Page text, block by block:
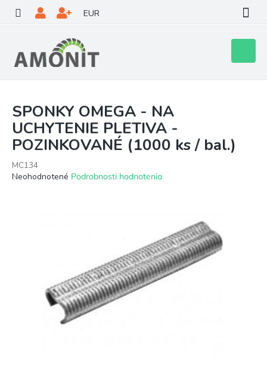
obsah
EUR
košík
SPONKY OMEGA - NA
UCHYTENIE PLETIVA -
POZINKOVANÉ (1000 ks / bal.)
MC134
Priemerné
Neohodnotené Podrobnosti hodnotenia